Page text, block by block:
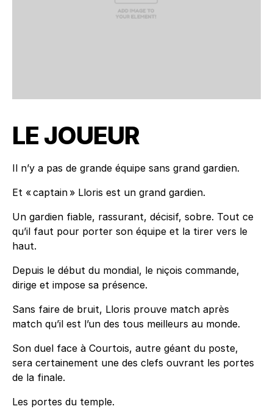
LE JOUEUR
Il n’y a pas de grande équipe sans grand gardien.
Et « captain » Lloris est un grand gardien.
Un gardien fiable, rassurant, décisif, sobre. Tout ce
qu’il faut pour porter son équipe et la tirer vers le
haut.
Depuis le début du mondial, le niçois commande,
dirige et impose sa présence.
Sans faire de bruit, Lloris prouve match après
match qu’il est l’un des tous meilleurs au monde.
Son duel face à Courtois, autre géant du poste,
sera certainement une des clefs ouvrant les portes
de la finale.
Les portes du temple.